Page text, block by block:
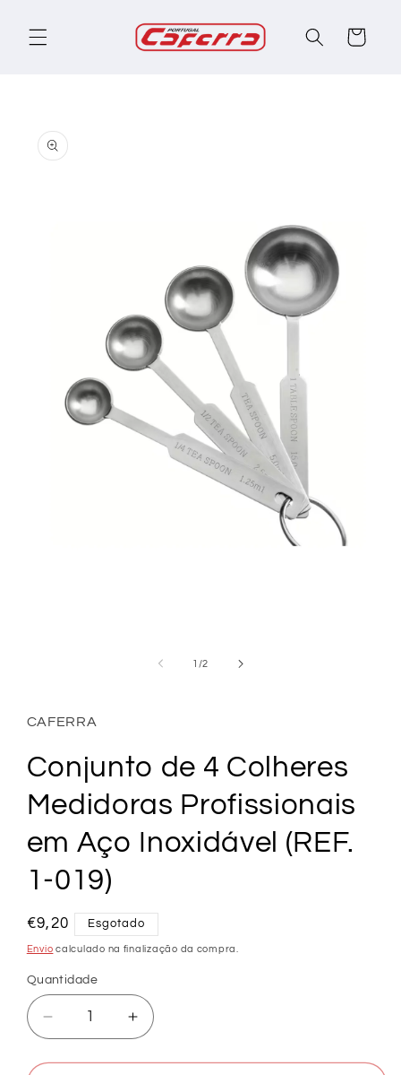
conteúdo
Carrinho
para a
informação
do produto
1 /de
2
CAFERRA
Conjunto de 4 Colheres
Medidoras Profissionais
em Aço Inoxidável (REF.
1-019)
Preço
normal
€9,20 Esgotado
Envio calculado na finalização da compra.
Quantidade
Diminuir
a
quantidade
Aumentar
a
quantidade